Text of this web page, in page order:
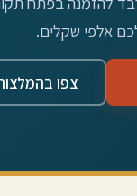
אלפי שקלים.
צפו